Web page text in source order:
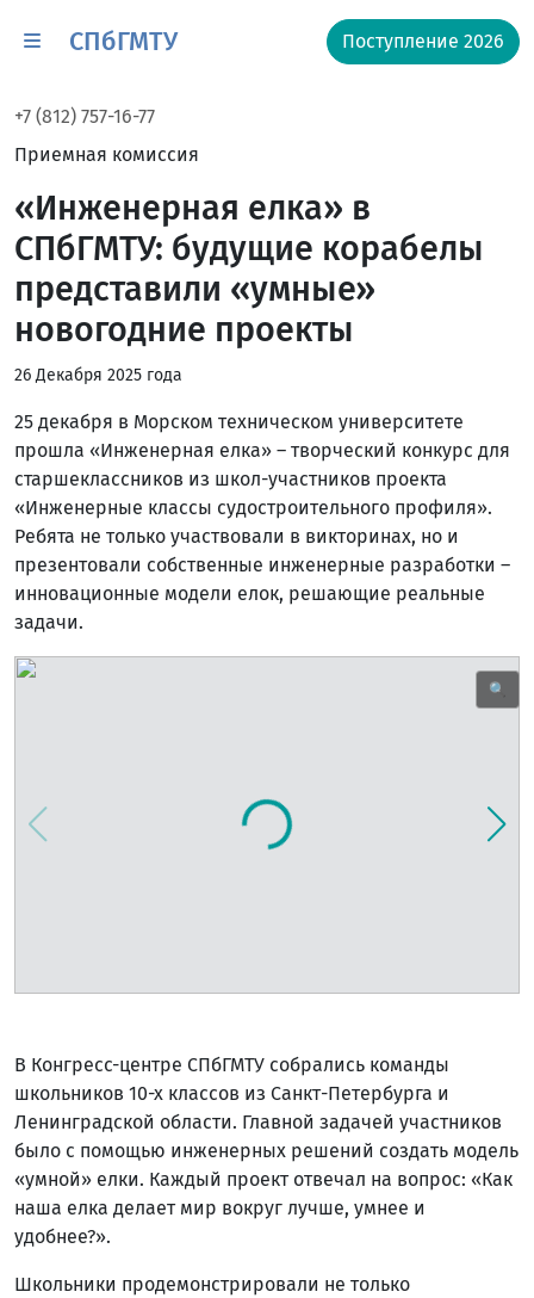
СПбГМТУ Поступление 2026
+7 (812) 757-16-77
Приемная комиссия
«Инженерная елка» в
СПбГМТУ: будущие корабелы
представили «умные»
новогодние проекты
26 Декабря 2025 года
25 декабря в Морском техническом университете
прошла «Инженерная елка» – творческий конкурс для
старшеклассников из школ-участников проекта
«Инженерные классы судостроительного профиля».
Ребята не только участвовали в викторинах, но и
презентовали собственные инженерные разработки –
инновационные модели елок, решающие реальные
задачи.
🔍
В Конгресс-центре СПбГМТУ собрались команды
школьников 10-х классов из Санкт-Петербурга и
Ленинградской области. Главной задачей участников
было с помощью инженерных решений создать модель
«умной» елки. Каждый проект отвечал на вопрос: «Как
наша елка делает мир вокруг лучше, умнее и
удобнее?».
Школьники продемонстрировали не только